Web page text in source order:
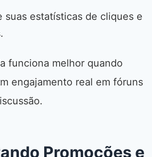
suas estatísticas de cliques e
funciona melhor quando
engajamento real em fóruns
Promoções e